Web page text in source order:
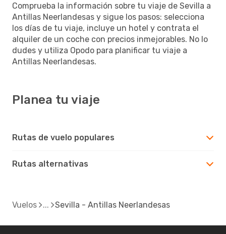
Comprueba la información sobre tu viaje de Sevilla a
Antillas Neerlandesas y sigue los pasos: selecciona
los días de tu viaje, incluye un hotel y contrata el
alquiler de un coche con precios inmejorables. No lo
dudes y utiliza Opodo para planificar tu viaje a
Antillas Neerlandesas.
Planea tu viaje
Rutas de vuelo populares
Rutas alternativas
Vuelos Sevilla - Antillas Neerlandesas